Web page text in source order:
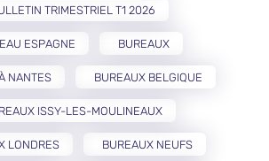
TRIMESTRIEL T1 2026
ESPAGNE BUREAUX
NANTES BUREAUX BELGIQUE
ISSY-LES-MOULINEAUX
LONDRES BUREAUX NEUFS